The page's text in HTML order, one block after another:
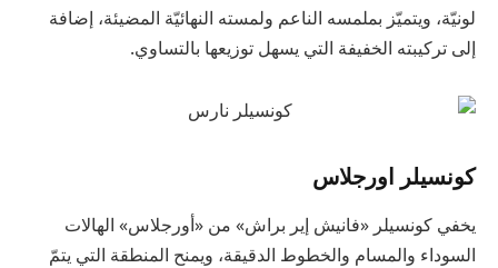
لونيّة، ويتميّز بملمسه الناعم ولمسته النهائيّة المضيئة، إضافة
إلى تركيبته الخفيفة التي يسهل توزيعها بالتساوي.
كونسيلر اورجلاس
يخفي كونسيلر «فانيش إير براش» من «أورجلاس» الهالات
السوداء والمسام والخطوط الدقيقة، ويمنح المنطقة التي يتمّ